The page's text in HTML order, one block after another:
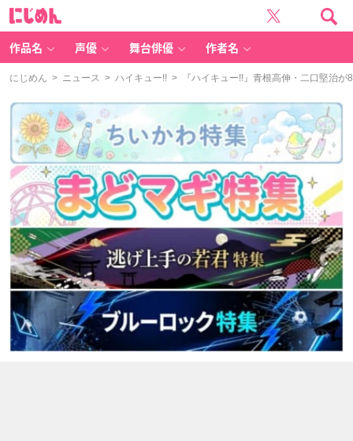
作品名 声優 舞台俳優 作者名
にじめん > ニュース > ハイキュー!! > 『ハイキュー!!』青根高伸・二口堅治が